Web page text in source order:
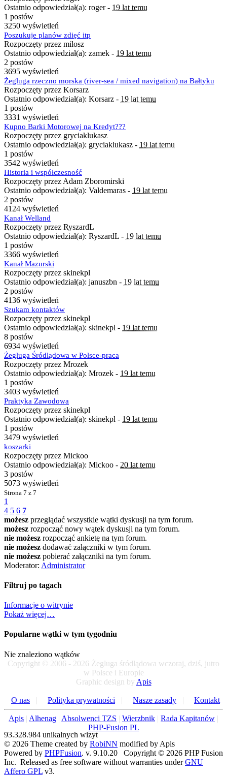
Ostatnio odpowiedział(a): roger - 19 lat temu
1 postów
3250 wyświetleń
Poszukuje planów zdięć itp
Rozpoczęty przez milosz
Ostatnio odpowiedział(a): zamek - 19 lat temu
2 postów
3695 wyświetleń
Żegluga rzeczno morska (river-sea / mixed navigation) na Bałtyku
Rozpoczęty przez Korsarz
Ostatnio odpowiedział(a): Korsarz - 19 lat temu
1 postów
3331 wyświetleń
Kupno Barki Motorowej na Kredyt???
Rozpoczęty przez gryciaklukasz
Ostatnio odpowiedział(a): gryciaklukasz - 19 lat temu
1 postów
3542 wyświetleń
Historia i współczesność
Rozpoczęty przez Adam Zboromirski
Ostatnio odpowiedział(a): Valdemaras - 19 lat temu
2 postów
4124 wyświetleń
Kanał Welland
Rozpoczęty przez RyszardL
Ostatnio odpowiedział(a): RyszardL - 19 lat temu
1 postów
3366 wyświetleń
Kanał Mazurski
Rozpoczęty przez skinekpl
Ostatnio odpowiedział(a): januszbn - 19 lat temu
2 postów
4136 wyświetleń
Szukam kontaktów
Rozpoczęty przez skinekpl
Ostatnio odpowiedział(a): skinekpl - 19 lat temu
8 postów
6934 wyświetleń
Żegluga Śródlądowa w Polsce-praca
Rozpoczęty przez Mrozek
Ostatnio odpowiedział(a): Mrozek - 19 lat temu
1 postów
3403 wyświetleń
Praktyka Zawodowa
Rozpoczęty przez skinekpl
Ostatnio odpowiedział(a): skinekpl - 19 lat temu
1 postów
3479 wyświetleń
koszarki
Rozpoczęty przez Mickoo
Ostatnio odpowiedział(a): Mickoo - 20 lat temu
3 postów
5073 wyświetleń
Strona 7 z 7
1
4 5 6 7
możesz przeglądać wszystkie wątki dyskusji na tym forum.
możesz rozpocząć nowy wątek dyskusji na tym forum.
nie możesz rozpocząć ankietę na tym forum.
nie możesz dodawać załączniki w tym forum.
nie możesz pobierać załączniki na tym forum.
Moderator: Administrator
Filtruj po tagach
Informacje o witrynie
Pokaż więcej…
Popularne wątki w tym tygodniu
Nie znaleziono wątków
Copyright © 2006 - 2026 Żegluga śródlądowa wczoraj, dziś, jutro
w Polsce i Europie
Graphic design by Apis
O nas | Polityka prywatności | Nasze zasady | Kontakt
Apis | Alhenag | Absolwenci TZS | Wierzbnik | Rada Kapitanów |
PHP-Fusion PL
93.328.984 unikalnych wizyt
© 2026 Theme created by RobiNN modified by Apis
Powered by PHPFusion. v. 9.10.20 Copyright © 2026 PHP Fusion
Inc. Released as free software without warranties underGNU
Affero GPL v3.